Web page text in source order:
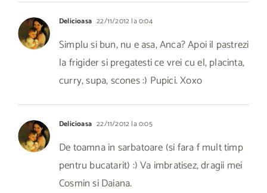
Delicioasa 22/11/2012 la 0:04
Simplu si bun, nu e asa, Anca? Apoi il pastrezi
la frigider si pregatesti ce vrei cu el, placinta,
curry, supa, scones :) Pupici. Xoxo
Delicioasa 22/11/2012 la 0:05
De toamna in sarbatoare (si fara f mult timp
pentru bucatarit) :) Va imbratisez, dragii mei
Cosmin si Daiana.